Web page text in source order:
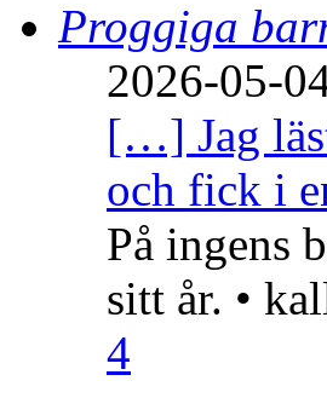
Proggiga
2026-05-
[…] Jag
och fick i
På ingens
sitt år. •
4